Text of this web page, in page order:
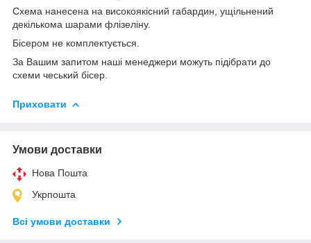
Схема нанесена на високоякісний габардин, ущільнений
декількома шарами флізеліну.
Бісером не комплектується.
За Вашим запитом наші менеджери можуть підібрати до
схеми чеський бісер.
Приховати
Умови доставки
Нова Пошта
Укрпошта
Всі умови доставки